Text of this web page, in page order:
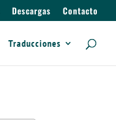
Descargas Contacto
Traducciones